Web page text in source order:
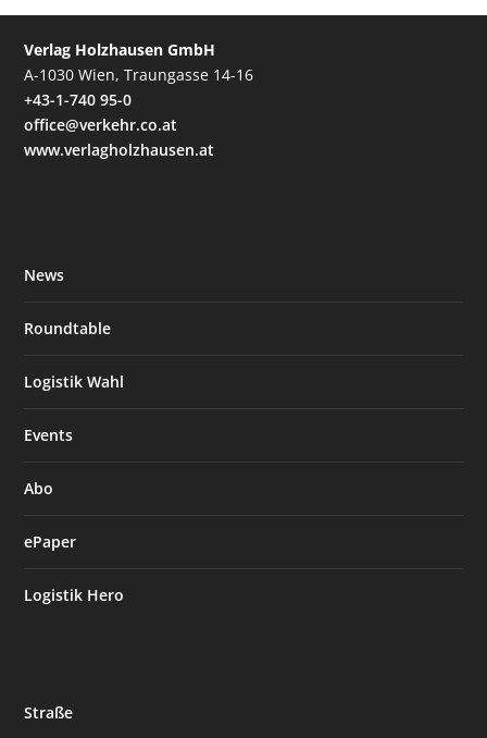
Verlag Holzhausen GmbH
A-1030 Wien, Traungasse 14-16
+43-1-740 95-0
office@verkehr.co.at
www.verlagholzhausen.at
News
Roundtable
Logistik Wahl
Events
Abo
ePaper
Logistik Hero
Straße